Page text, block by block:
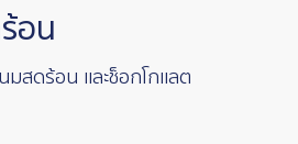
อน
สดร้อน และช็อกโกแลต